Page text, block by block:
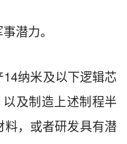
潜力。
纳米及以下逻辑芯
及制造上述制程半
，或者研发具有潜